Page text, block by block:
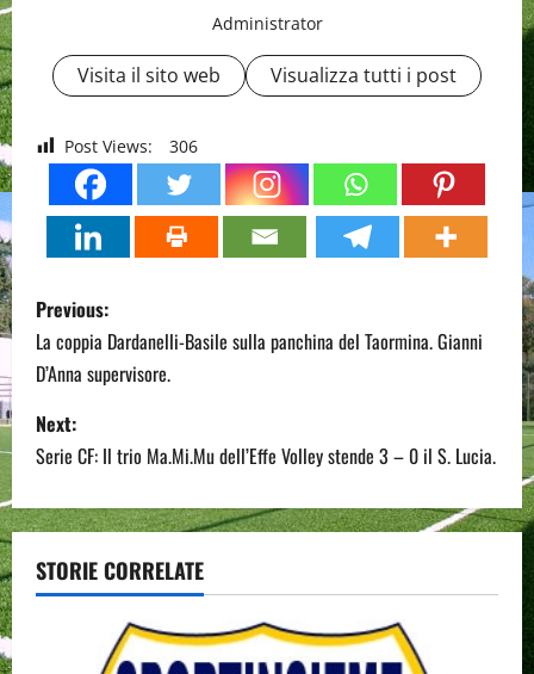
Administrator
Visita il sito web Visualizza tutti i post
Post Views: 306
P
o
s
t
n
a
v
Previous:
La coppia Dardanelli-Basile sulla panchina del Taormina. Gianni
D’Anna supervisore.
Next:
Serie CF: Il trio Ma.Mi.Mu dell’Effe Volley stende 3 – 0 il S. Lucia.
STORIE CORRELATE